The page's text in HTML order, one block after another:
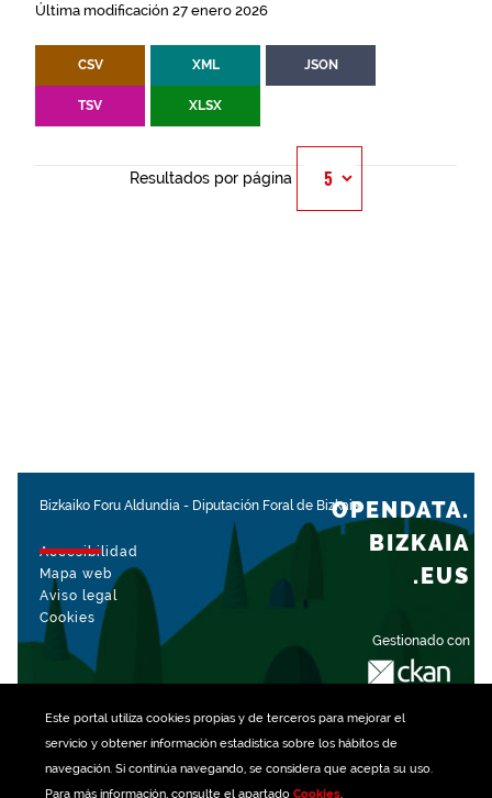
Este portal utiliza cookiespropias y de terceros para mejorar el
servicio y obtener información estadística sobre los hábitos de
navegación. Si continúa navegando, se considera que acepta su uso.
Para más información, consulte el apartado Cookies.
Última modificación 27 enero 2026
CSV XML JSON
TSV XLSX
Resultados por página
Bizkaiko Foru Aldundia - Diputación Foral de Bizkaia
Accesibilidad
Mapa web
Aviso legal
Cookies
Gestionado con
OPENDATA.
BIZKAIA
.EUS